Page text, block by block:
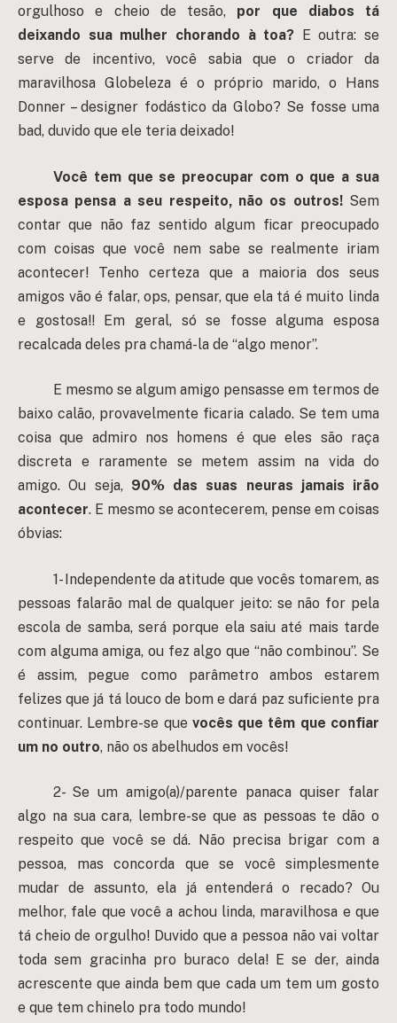
orgulhoso e cheio de tesão, por que diabos tá
deixando sua mulher chorando à toa? E outra: se
serve de incentivo, você sabia que o criador da
maravilhosa Globeleza é o próprio marido, o Hans
Donner – designer fodástico da Globo? Se fosse uma
bad, duvido que ele teria deixado!
Você tem que se preocupar com o que a sua
esposa pensa a seu respeito, não os outros!Sem
contar que não faz sentido algum ficar preocupado
com coisas que você nem sabe se realmente iriam
acontecer! Tenho certeza que a maioria dos seus
amigos vão é falar, ops, pensar, que ela tá é muito linda
e gostosa!! Em geral, só se fosse alguma esposa
recalcada deles pra chamá-la de “algo menor”.
E mesmo se algum amigo pensasse em termos de
baixo calão, provavelmente ficaria calado. Se tem uma
coisa que admiro nos homens é que eles são raça
discreta e raramente se metem assim na vida do
amigo. Ou seja, 90% das suas neuras jamais irão
acontecer. E mesmo se acontecerem, pense em coisas
óbvias:
1- Independente da atitude que vocês tomarem, as
pessoas falarão mal de qualquer jeito: se não for pela
escola de samba, será porque ela saiu até mais tarde
com alguma amiga, ou fez algo que “não combinou”. Se
é assim, pegue como parâmetro ambos estarem
felizes que já tá louco de bom e dará paz suficiente pra
continuar. Lembre-se que vocês que têm que confiar
um no outro, não os abelhudos em vocês!
2- Se um amigo(a)/parente panaca quiser falar
algo na sua cara, lembre-se que as pessoas te dão o
respeito que você se dá. Não precisa brigar com a
pessoa, mas concorda que se você simplesmente
mudar de assunto, ela já entenderá o recado? Ou
melhor, fale que você a achou linda, maravilhosa e que
tá cheio de orgulho! Duvido que a pessoa não vai voltar
toda sem gracinha pro buraco dela! E se der, ainda
acrescente que ainda bem que cada um tem um gosto
e que tem chinelo pra todo mundo!